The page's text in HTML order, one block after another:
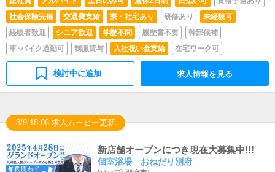
関連の知識と技術のある経験者優遇◎ドライバー・学歴・
年齢不問・普通運転免許を取得して2年以上経過している
方※任意保険等の加入済みの自家用車の持込みが出来る
方。自家用車をお持ちでない方も歓迎です。がんばり次第
で年収1000万円以上が可能です(現在数名が達成中・未経
験から入社の方もおられます）身分証必須・本籍地記載の
住民票＋運転免許証またはパスポートまたは住民基本台帳
合はお問い合わせください※暴力団関係者及びそれに準ず
社会保険完備
交通費支給 寮・社宅あり 研修あり
未経験可
経験者歓迎
シニア歓迎 学歴不問 履歴書不要
幹部候補
車･バイク通勤可
制服貸与 入社祝い金支給 在宅ワーク可
検討中に追加 求人情報を見る
8/9 18:06 求人ムービー更新
新店舗オープンにつき現在大募集中!!!
個室浴場 おねだり別府